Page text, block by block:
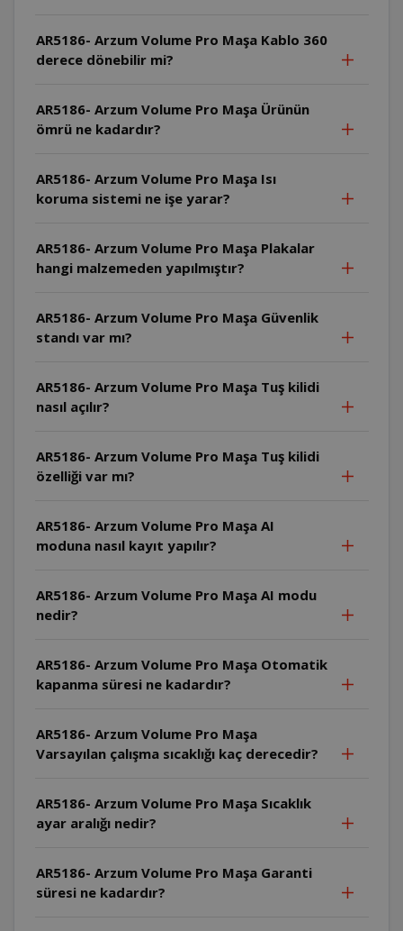
AR5186- Arzum Volume Pro Maşa Kablo 360
derece dönebilir mi?
AR5186- Arzum Volume Pro Maşa Ürünün
ömrü ne kadardır?
AR5186- Arzum Volume Pro Maşa Isı
koruma sistemi ne işe yarar?
AR5186- Arzum Volume Pro Maşa Plakalar
hangi malzemeden yapılmıştır?
AR5186- Arzum Volume Pro Maşa Güvenlik
standı var mı?
AR5186- Arzum Volume Pro Maşa Tuş kilidi
nasıl açılır?
AR5186- Arzum Volume Pro Maşa Tuş kilidi
özelliği var mı?
AR5186- Arzum Volume Pro Maşa AI
moduna nasıl kayıt yapılır?
AR5186- Arzum Volume Pro Maşa AI modu
nedir?
AR5186- Arzum Volume Pro Maşa Otomatik
kapanma süresi ne kadardır?
AR5186- Arzum Volume Pro Maşa
Varsayılan çalışma sıcaklığı kaç derecedir?
AR5186- Arzum Volume Pro Maşa Sıcaklık
ayar aralığı nedir?
AR5186- Arzum Volume Pro Maşa Garanti
süresi ne kadardır?